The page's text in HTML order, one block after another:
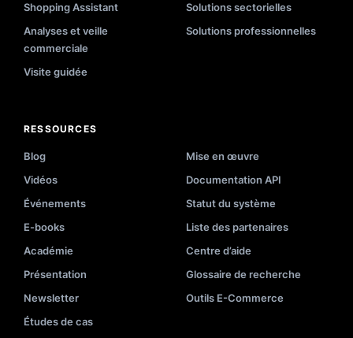
Shopping Assistant
Solutions sectorielles
Analyses et veille
commerciale
Solutions professionnelles
Visite guidée
RESSOURCES
Blog
Mise en œuvre
Vidéos
Documentation API
Événements
Statut du système
E-books
Liste des partenaires
Académie
Centre d’aide
Présentation
Glossaire de recherche
Newsletter
Outils E-Commerce
Études de cas